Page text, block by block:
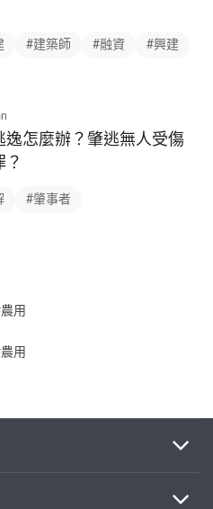
#建築師 #融資 #興建
逸怎麼辦？肇逃無人受傷
？
#肇事者
用
用